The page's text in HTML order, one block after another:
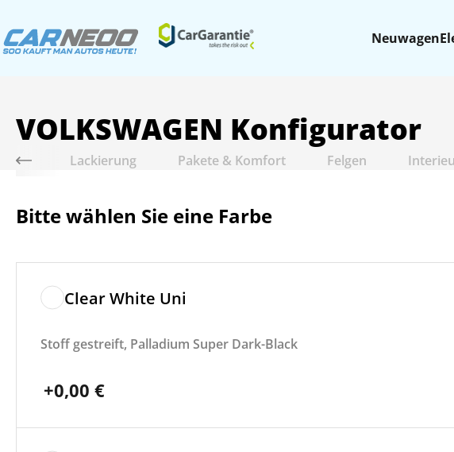
Neuwagen
VOLKSWAGEN Konfigurator
Lackierung Pakete & Komfort Felgen
Bitte wählen Sie eine Farbe
Clear White Uni
Stoff gestreift, Palladium Super Dark-Black
+0,00 €